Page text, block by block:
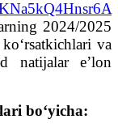
2024/2025
va
natijalar e’lon
bo‘yicha: